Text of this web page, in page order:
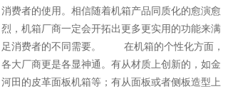
消费者的使用。相信随着机箱产品同质化的愈演愈
烈，机箱厂商一定会开拓出更多更实用的功能来满
足消费者的不同需要。 在机箱的个性化方面，
各大厂商更是各显神通。有从材质上创新的，如金
河田的皮革面板机箱等；有从面板或者侧板造型上